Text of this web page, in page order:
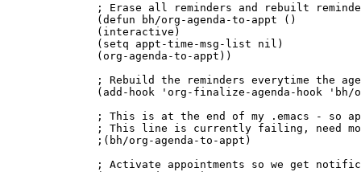
; Erase all reminders and rebuilt
(defun bh/org-agenda-to-appt ()
(interactive)
(setq appt-time-msg-list nil)
(org-agenda-to-appt))
; Rebuild the reminders everytime the
(add-hook 'org-finalize-agenda-hook 'bh/
; This is at the end of my .emacs - so
; This line is currently failing, need
;(bh/org-agenda-to-appt)
; Activate appointments so we get